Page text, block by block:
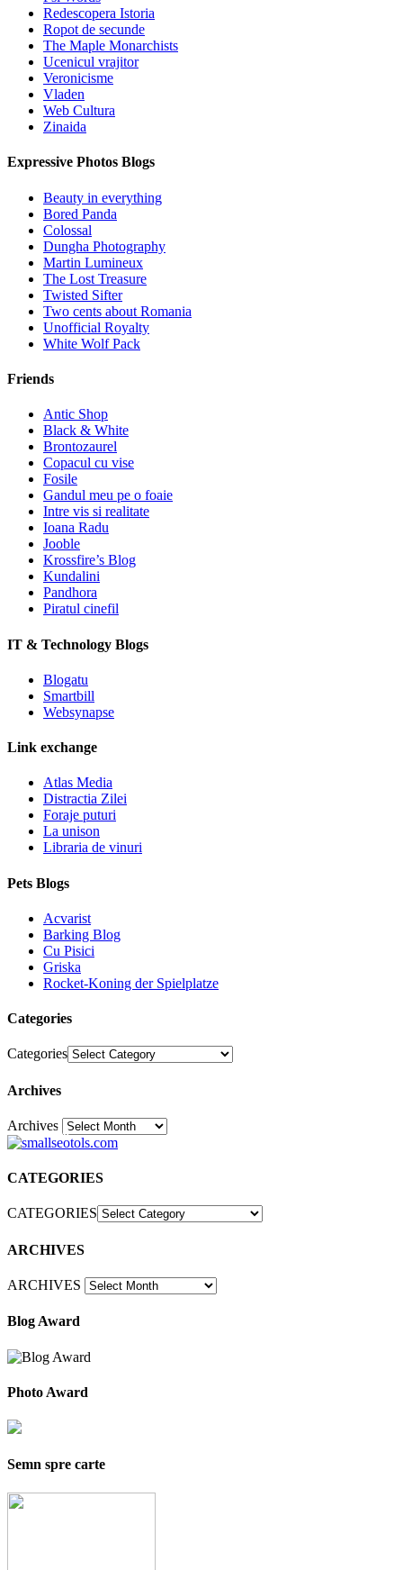
Redescopera Istoria
Ropot de secunde
The Maple Monarchists
Ucenicul vrajitor
Veronicisme
Vladen
Web Cultura
Zinaida
Expressive Photos Blogs
Beauty in everything
Bored Panda
Colossal
Dungha Photography
Martin Lumineux
The Lost Treasure
Twisted Sifter
Two cents about Romania
Unofficial Royalty
White Wolf Pack
Friends
Antic Shop
Black & White
Brontozaurel
Copacul cu vise
Fosile
Gandul meu pe o foaie
Intre vis si realitate
Ioana Radu
Jooble
Krossfire’s Blog
Kundalini
Pandhora
Piratul cinefil
IT & Technology Blogs
Blogatu
Smartbill
Websynapse
Link exchange
Atlas Media
Distractia Zilei
Foraje puturi
La unison
Libraria de vinuri
Pets Blogs
Acvarist
Barking Blog
Cu Pisici
Griska
Rocket-Koning der Spielplatze
Categories
Categories
Archives
Archives30
CATEGORIES
CATEGORIES
ARCHIVES
ARCHIVES
Blog Award
Photo Award
Semn spre carte